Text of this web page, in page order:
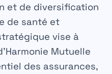
et de diversification
de santé et
vise à
Mutuelle
des assurances,